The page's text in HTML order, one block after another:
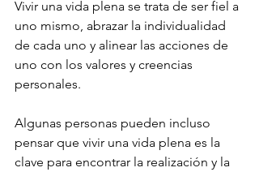
Vivir una vida plena se trata de ser fiel a
uno mismo, abrazar la individualidad
de cada uno y alinear las acciones de
uno con los valores y creencias
personales.
Algunas personas pueden incluso
pensar que vivir una vida plena es la
clave para encontrar la realización y la